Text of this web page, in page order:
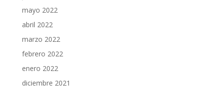
mayo 2022
abril 2022
marzo 2022
febrero 2022
enero 2022
diciembre 2021